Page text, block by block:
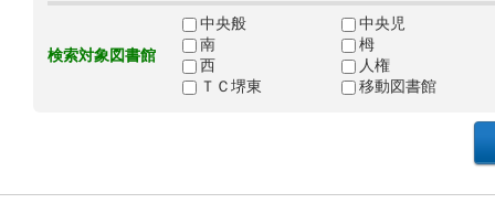
検索対象図書館
中央般
中央児
南
栂
西
人権
ＴＣ堺東
移動図書館